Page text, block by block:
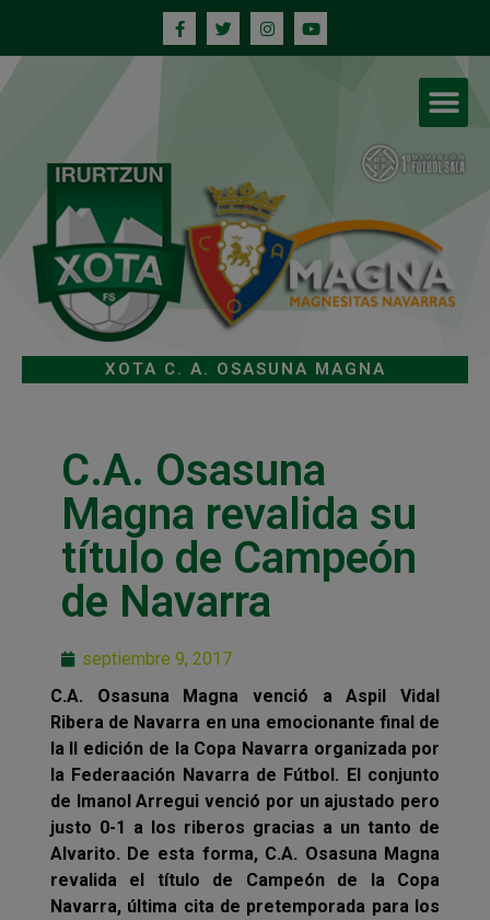
XOTA C. A. OSASUNA MAGNA
C.A. Osasuna
Magna revalida su
título de Campeón
de Navarra
septiembre 9, 2017
C.A. Osasuna Magna venció a Aspil Vidal
Ribera de Navarra en una emocionante final de
la II edición de la Copa Navarra organizada por
la Federaación Navarra de Fútbol. El conjunto
de Imanol Arregui venció por un ajustado pero
justo 0-1 a los riberos gracias a un tanto de
Alvarito. De esta forma, C.A. Osasuna Magna
revalida el título de Campeón de la Copa
Navarra, última cita de pretemporada para los